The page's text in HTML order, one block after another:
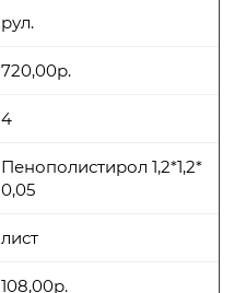
рул.
720,00р.
4
Пенополистирол 1,2*1,2*
0,05
лист
108,00р.